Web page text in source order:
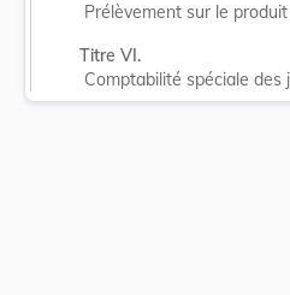
Prélèvement sur le
Titre VI.
Comptabilité spéciale des